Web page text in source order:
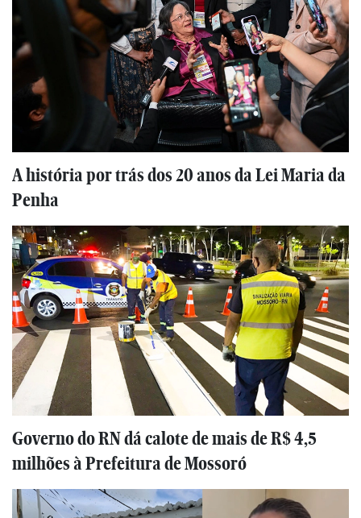
A história por trás dos 20 anos da Lei Maria da
Penha
Governo do RN dá calote de mais de R$ 4,5
milhões à Prefeitura de Mossoró